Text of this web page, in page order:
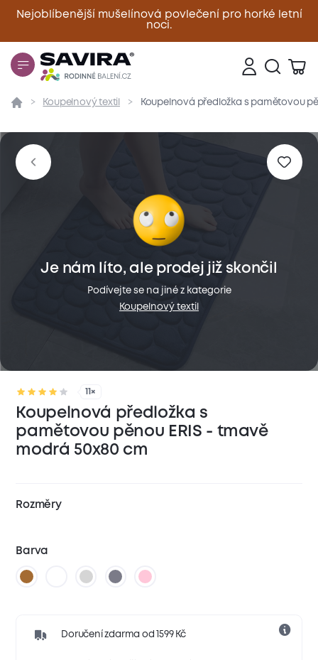
Nejoblíbenější mušelínová povlečení pro horké letní
noci.
Zavřít
Přehled Parametry Popis produktu Materiál
Koupelnový textil Koupelnová předložka s pamětovou
11×
Koupelnová předložka s
pamětovou pěnou ERIS - tmavě
modrá 50x80 cm
Rozměry
Barva
Doručení zdarma od 1599 Kč
Je nám líto, ale prodej již skončil
Podívejte se na jiné z kategorie
Koupelnový textil